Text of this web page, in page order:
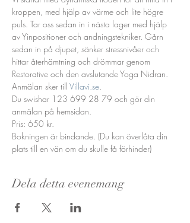
kroppen, med hjälp av värme och lite högre
puls. Tar oss sedan in i nästa lager med hjälp
av Yinpositioner och andningstekniker. Gårn
sedan in på djupet, sänker stressnivåer och
hittar återhämtning och drömmar genom
Restorative och den avslutande Yoga Nidran.
Anmälan sker till Villavi.se.
Du swishar 123 699 28 79 och gör din
anmälan på hemsidan.
Pris: 650 kr.
Bokningen är bindande. (Du kan överlåta din
plats till en vän om du skulle få förhinder)
Dela detta evenemang